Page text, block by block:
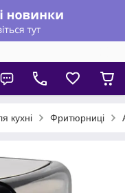
кухні Фритюрниці